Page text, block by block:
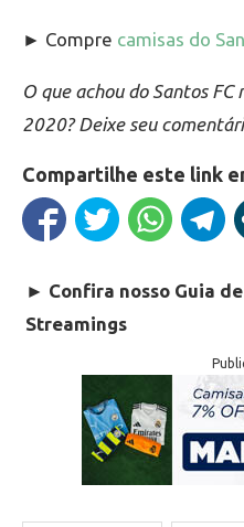
► Compre camisas do
O que achou do Santos
2020? Deixe seu
Compartilhe este link
► Confira nosso Guia de
Streamings